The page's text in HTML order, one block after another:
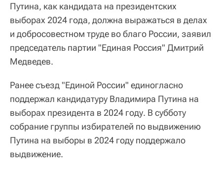
Путина, как кандидата на президентских
выборах 2024 года, должна выражаться в делах
и добросовестном труде во благо России, заявил
председатель партии "Единая Россия" Дмитрий
Медведев.
Ранее съезд "Единой России" единогласно
поддержал кандидатуру Владимира Путина на
выборах президента в 2024 году. В субботу
собрание группы избирателей по выдвижению
Путина на выборы в 2024 году поддержало
выдвижение.